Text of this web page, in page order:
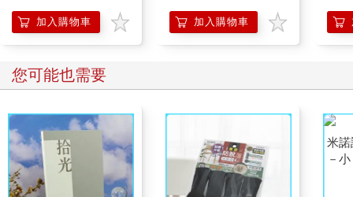
加入購物車 加入購物車
您可能也需要